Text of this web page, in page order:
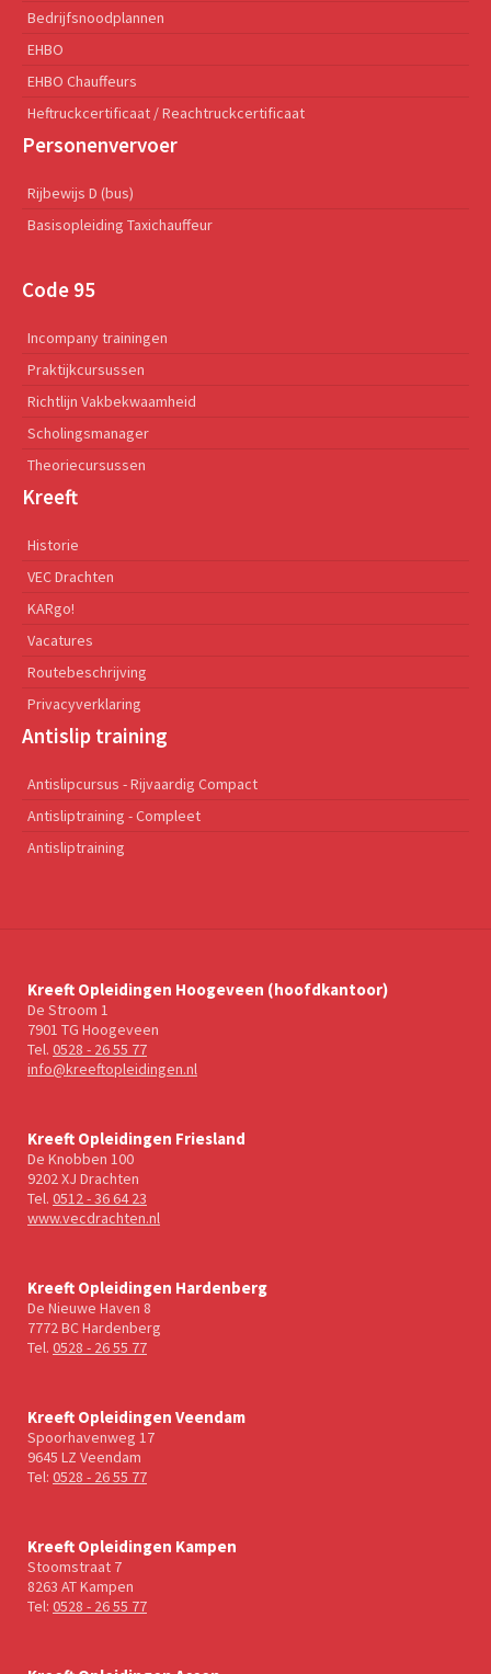
Bedrijfsnoodplannen
EHBO
EHBO Chauffeurs
Heftruckcertificaat / Reachtruckcertificaat
Personenvervoer
Rijbewijs D (bus)
Basisopleiding Taxichauffeur
Code 95
Incompany trainingen
Praktijkcursussen
Richtlijn Vakbekwaamheid
Scholingsmanager
Theoriecursussen
Kreeft
Historie
VEC Drachten
KARgo!
Vacatures
Routebeschrijving
Privacyverklaring
Antislip training
Antislipcursus - Rijvaardig Compact
Antisliptraining - Compleet
Antisliptraining
Kreeft Opleidingen Hoogeveen (hoofdkantoor)
De Stroom 1
7901 TG Hoogeveen
Tel. 0528 - 26 55 77
info@kreeftopleidingen.nl
Kreeft Opleidingen Friesland
De Knobben 100
9202 XJ Drachten
Tel. 0512 - 36 64 23
www.vecdrachten.nl
Kreeft Opleidingen Hardenberg
De Nieuwe Haven 8
7772 BC Hardenberg
Tel. 0528 - 26 55 77
Kreeft Opleidingen Veendam
Spoorhavenweg 17
9645 LZ Veendam
Tel: 0528 - 26 55 77
Kreeft Opleidingen Kampen
Stoomstraat 7
8263 AT Kampen
Tel: 0528 - 26 55 77